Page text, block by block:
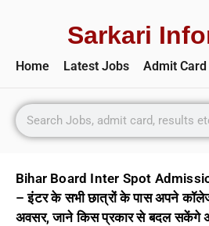
Sarkari
Home Latest Jobs Admit Card
Bihar Board Inter Spot
– इंटर के सभी छात्रों के पास अपने
अवसर, जाने किस प्रकार से बदल